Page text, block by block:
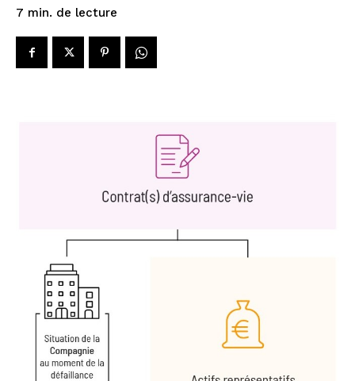
7 min. de lecture